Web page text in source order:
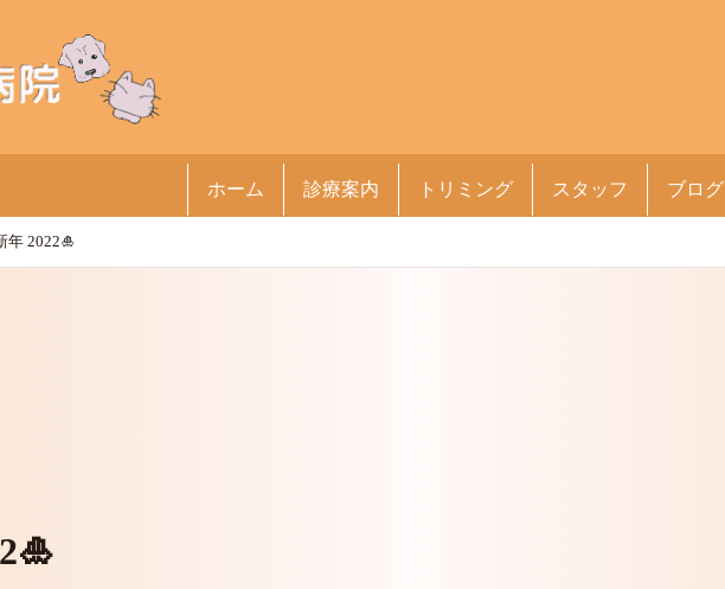
ホーム 診療案内 トリミング スタッフ ブログ
年 2022🎍